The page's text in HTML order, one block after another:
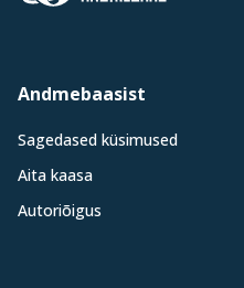
Andmebaasist
Sagedased küsimused
Aita kaasa
Autoriõigus